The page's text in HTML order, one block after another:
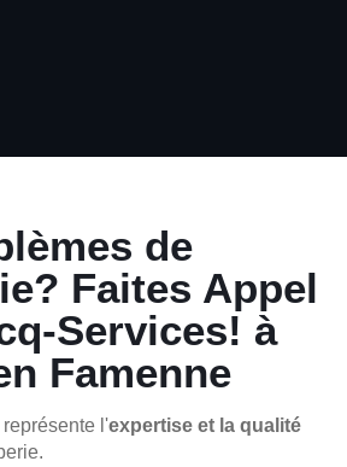
de
Faites Appel
Services! à
Famenne
représente l'expertise et la qualité